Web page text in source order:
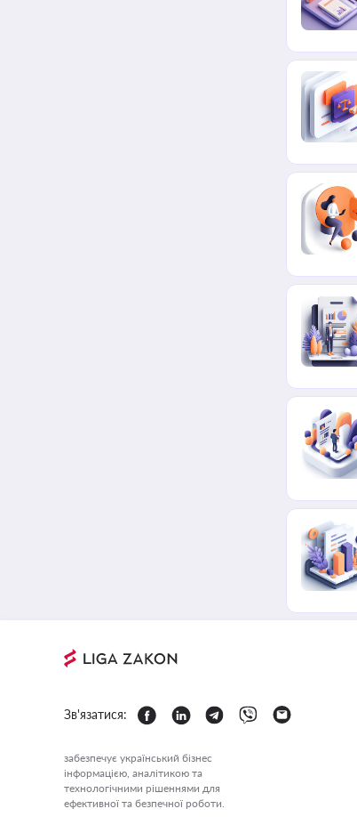
Зв'язатися:
забезпечує український бізнес
інформацією, аналітикою та
технологічними рішеннями для
ефективної та безпечної роботи.